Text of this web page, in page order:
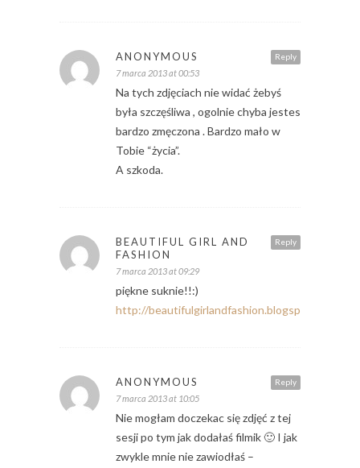
Reply
ANONYMOUS
7 marca 2013 at 00:53
Na tych zdjęciach nie widać żebyś
była szczęśliwa , ogolnie chyba jestes
bardzo zmęczona . Bardzo mało w
Tobie “życia”.
A szkoda.
Reply
BEAUTIFUL GIRL AND
FASHION
7 marca 2013 at 09:29
piękne suknie!!:)
http://beautifulgirlandfashion.blogspot.com
Reply
ANONYMOUS
7 marca 2013 at 10:05
Nie mogłam doczekac się zdjęć z tej
sesji po tym jak dodałaś filmik 🙂 I jak
zwykle mnie nie zawiodłaś –